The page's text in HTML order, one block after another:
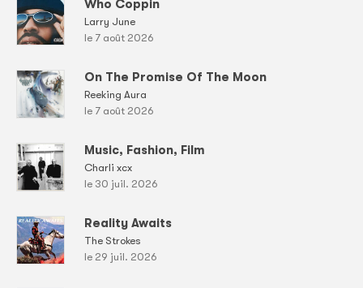
Who Coppin
Larry June
le 7 août 2026
On The Promise Of The Moon
Reeking Aura
le 7 août 2026
Music, Fashion, Film
Charli xcx
le 30 juil. 2026
Reality Awaits
The Strokes
le 29 juil. 2026